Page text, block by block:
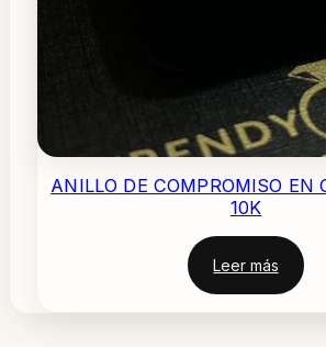
ANILLO DE COMPROMISO EN
10K
Leer más